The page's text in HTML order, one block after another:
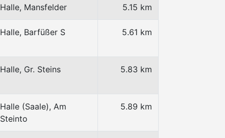
Halle, Mansfelder 5.15 km
Halle, Barfüßer S 5.61 km
Halle, Gr. Steins 5.83 km
Halle (Saale), Am
Steinto
5.89 km